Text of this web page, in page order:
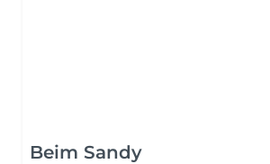
Beim Sandy